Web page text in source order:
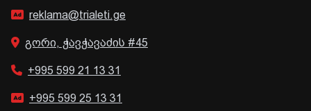
reklama@trialeti.ge
გორი, ჭავჭავაძის #45
+995 599 21 13 31
+995 599 25 13 31